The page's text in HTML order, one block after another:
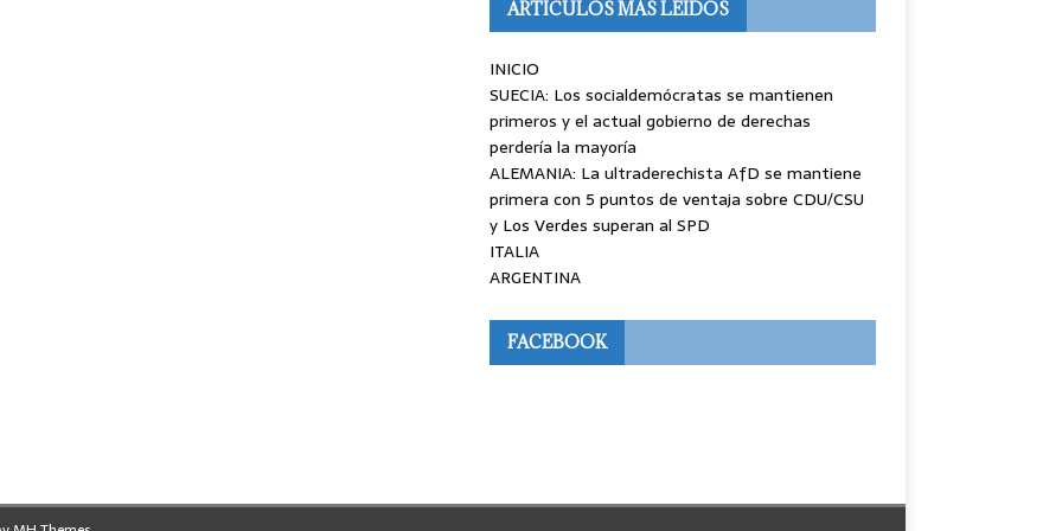
ARTÍCULOS MÁS LEÍDOS
INICIO
SUECIA: Los socialdemócratas se mantienen
primeros y el actual gobierno de derechas
perdería la mayoría
ALEMANIA: La ultraderechista AfD se mantiene
primera con 5 puntos de ventaja sobre CDU/CSU
y Los Verdes superan al SPD
ITALIA
ARGENTINA
FACEBOOK